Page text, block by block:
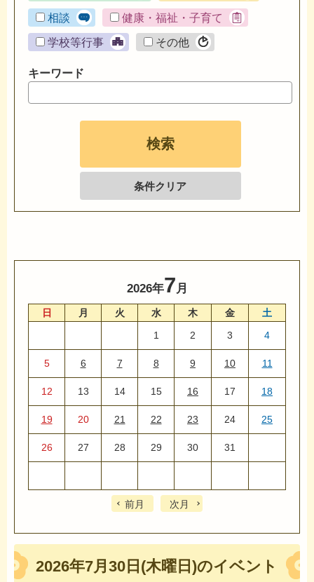
相談 健康・福祉・子育て
学校等行事 その他
キーワード
条件クリア
2026年7 月
日 月 火 水 木 金
土
1
2 3 4
5 6 7 8 9 10 11
12 13 14 15 16 17 18
19 20 21 22 23 24 25
26 27 28 29 30 31
前月 次月
2026年7月30日(木曜日)のイベント